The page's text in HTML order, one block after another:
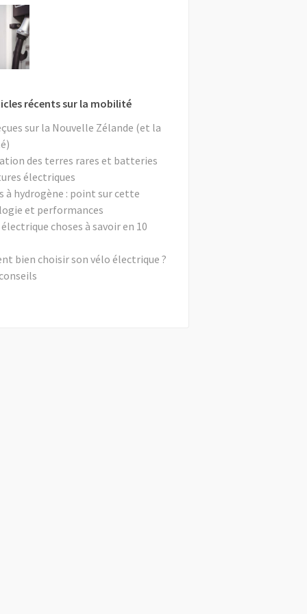
récents sur la mobilité
sur la Nouvelle Zélande (et la
des terres rares et batteries
électriques
à hydrogène : point sur cette
et performances
choses à savoir en 10
bien choisir son vélo électrique ?